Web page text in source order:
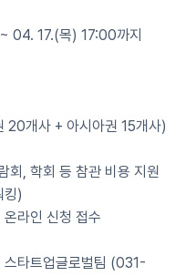
04. 17.(목) 17:00까지
20개사 + 아시아권 15개사)
회, 학회 등 참관 비용 지원
킹)
라인 신청 접수
스타트업글로벌팀 (031-